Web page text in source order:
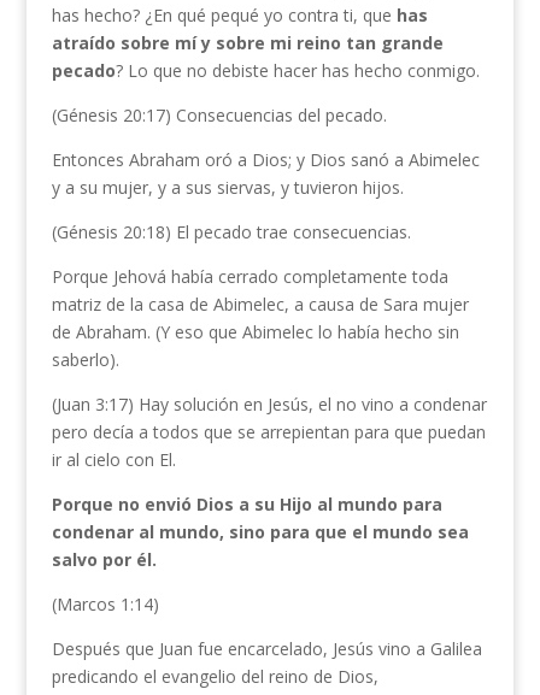
has hecho? ¿En qué pequé yo contra ti, que has
atraído sobre mí y sobre mi reino tan grande
pecado? Lo que no debiste hacer has hecho conmigo.
(Génesis 20:17) Consecuencias del pecado.
Entonces Abraham oró a Dios; y Dios sanó a Abimelec
y a su mujer, y a sus siervas, y tuvieron hijos.
(Génesis 20:18) El pecado trae consecuencias.
Porque Jehová había cerrado completamente toda
matriz de la casa de Abimelec, a causa de Sara mujer
de Abraham. (Y eso que Abimelec lo había hecho sin
saberlo).
(Juan 3:17) Hay solución en Jesús, el no vino a condenar
pero decía a todos que se arrepientan para que puedan
ir al cielo con El.
Porque no envió Dios a su Hijo al mundo para
condenar al mundo, sino para que el mundo sea
salvo por él.
(Marcos 1:14)
Después que Juan fue encarcelado, Jesús vino a Galilea
predicando el evangelio del reino de Dios,